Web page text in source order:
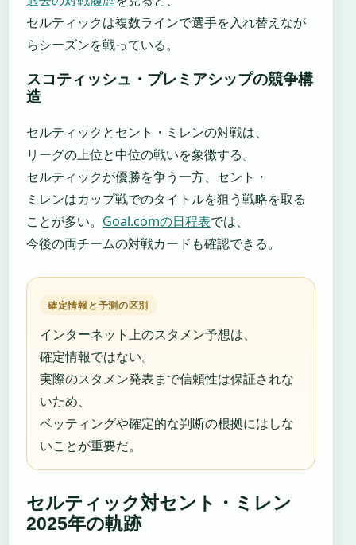
セルティックは複数ラインで選手を入れ替えなが
らシーズンを戦っている。
スコティッシュ・プレミアシップの競争構
造
セルティックとセント・ミレンの対戦は、
リーグの上位と中位の戦いを象徴する。
セルティックが優勝を争う一方、セント・
ミレンはカップ戦でのタイトルを狙う戦略を取る
ことが多い。 Goal.comの日程表では、
今後の両チームの対戦カードも確認できる。
確定情報と予測の区別
インターネット上のスタメン予想は、
確定情報ではない。
実際のスタメン発表まで信頼性は保証されな
いため、
ベッティングや確定的な判断の根拠にはしな
いことが重要だ。
セルティック対セント・ミレン
2025年の軌跡